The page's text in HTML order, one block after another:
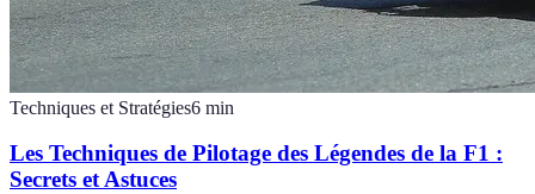
Techniques et Stratégies6 min
Les Techniques de Pilotage des Légendes de la F1 :
Secrets et Astuces